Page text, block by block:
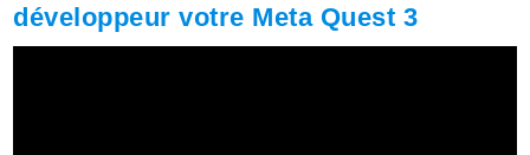
développeur votre Meta Quest 3